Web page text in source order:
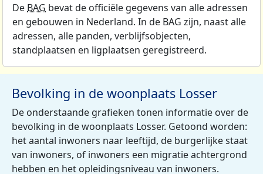
De BAG bevat de officiële gegevens van alle adressen
en gebouwen in Nederland. In de BAG zijn, naast alle
adressen, alle panden, verblijfsobjecten,
standplaatsen en ligplaatsen geregistreerd.
Bevolking in de woonplaats Losser
De onderstaande grafieken tonen informatie over de
bevolking in de woonplaats Losser. Getoond worden:
het aantal inwoners naar leeftijd, de burgerlijke staat
van inwoners, of inwoners een migratie achtergrond
hebben en het opleidingsniveau van inwoners.